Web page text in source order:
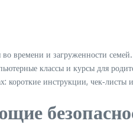
времени и загруженности семей.
классы и курсы для
инструкции,